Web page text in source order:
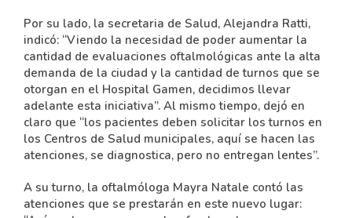
Por su lado, la secretaria de Salud, Alejandra Ratti,
indicó: “Viendo la necesidad de poder aumentar la
cantidad de evaluaciones oftalmológicas ante la alta
demanda de la ciudad y la cantidad de turnos que se
otorgan en el Hospital Gamen, decidimos llevar
adelante esta iniciativa”. Al mismo tiempo, dejó en
claro que “los pacientes deben solicitar los turnos en
los Centros de Salud municipales, aquí se hacen las
atenciones, se diagnostica, pero no entregan lentes”.
A su turno, la oftalmóloga Mayra Natale contó las
atenciones que se prestarán en este nuevo lugar: